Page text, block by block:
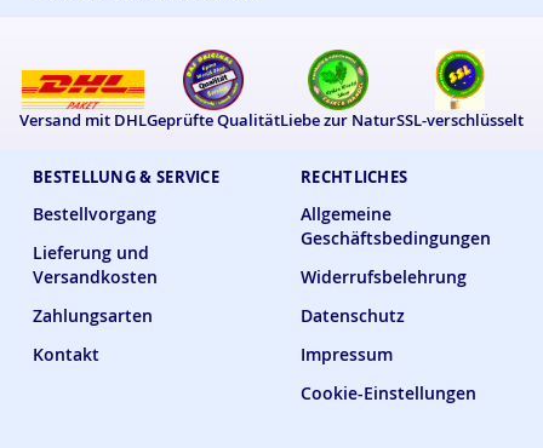
BESTELLUNG & SERVICE
Bestellvorgang
Lieferung und
Versandkosten
Zahlungsarten
Kontakt
RECHTLICHES
Allgemeine
Geschäftsbedingungen
Widerrufsbelehrung
Datenschutz
Impressum
Cookie-Einstellungen
Versand mit DHLGeprüfte QualitätLiebe zur NaturSSL-verschlüsselt